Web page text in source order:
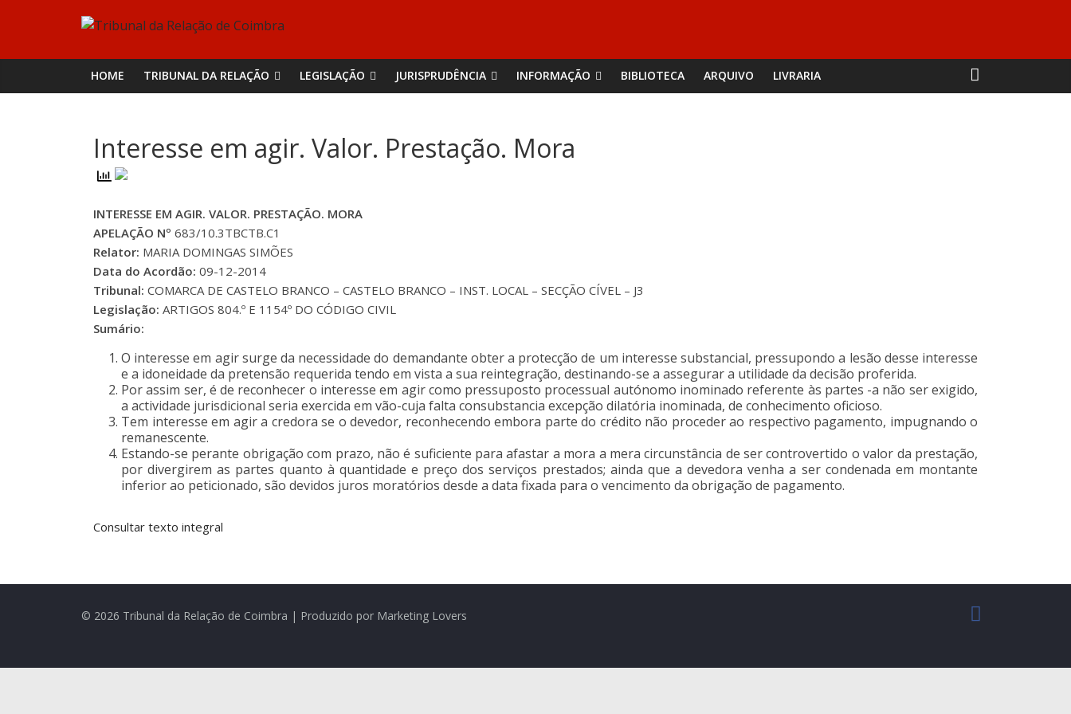
Tribunal
da
de
Coimbra
HOME TRIBUNAL DA RELAÇÃO LEGISLAÇÃO JURISPRUDÊNCIA INFORMAÇÃO BIBLIOTECA ARQUIVO LIVRARIA
Interesse em agir. Valor. Prestação. Mora
INTERESSE EM AGIR. VALOR. PRESTAÇÃO. MORA
APELAÇÃO Nº 683/10.3TBCTB.C1
Relator: MARIA DOMINGAS SIMÕES
Data do Acordão: 09-12-2014
Tribunal: COMARCA DE CASTELO BRANCO – CASTELO BRANCO – INST. LOCAL – SECÇÃO CÍVEL – J3
Legislação: ARTIGOS 804.º E 1154º DO CÓDIGO CIVIL
Sumário:
O interesse em agir surge da necessidade do demandante obter a protecção de um interesse substancial, pressupondo a lesão desse interesse
e a idoneidade da pretensão requerida tendo em vista a sua reintegração, destinando-se a assegurar a utilidade da decisão proferida.
Por assim ser, é de reconhecer o interesse em agir como pressuposto processual autónomo inominado referente às partes -a não ser exigido,
a actividade jurisdicional seria exercida em vão-cuja falta consubstancia excepção dilatória inominada, de conhecimento oficioso.
Tem interesse em agir a credora se o devedor, reconhecendo embora parte do crédito não proceder ao respectivo pagamento, impugnando o
remanescente.
Estando-se perante obrigação com prazo, não é suficiente para afastar a mora a mera circunstância de ser controvertido o valor da prestação,
por divergirem as partes quanto à quantidade e preço dos serviços prestados; ainda que a devedora venha a ser condenada em montante
inferior ao peticionado, são devidos juros moratórios desde a data fixada para o vencimento da obrigação de pagamento.
Consultar texto integral
© 2026 Tribunal da Relação de Coimbra | Produzido por Marketing Lovers